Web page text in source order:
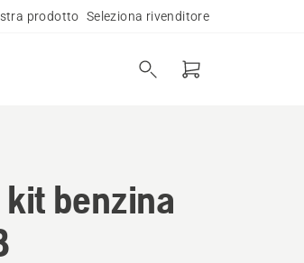
prodotto Seleziona rivenditore
benzina